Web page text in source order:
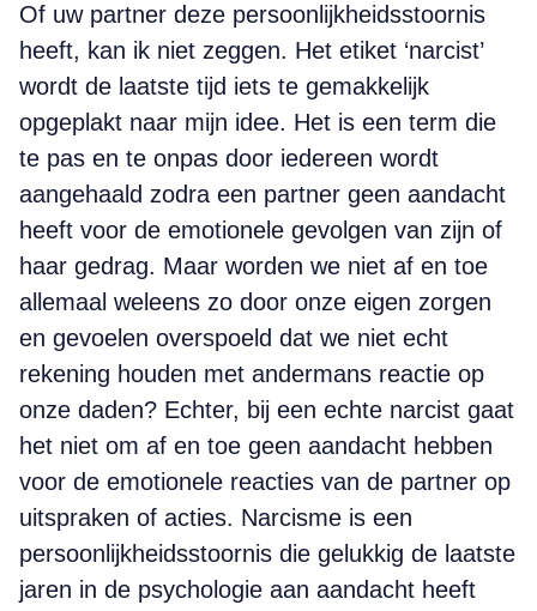
Of uw partner deze persoonlijkheidsstoornis
heeft, kan ik niet zeggen. Het etiket ‘narcist’
wordt de laatste tijd iets te gemakkelijk
opgeplakt naar mijn idee. Het is een term die
te pas en te onpas door iedereen wordt
aangehaald zodra een partner geen aandacht
heeft voor de emotionele gevolgen van zijn of
haar gedrag. Maar worden we niet af en toe
allemaal weleens zo door onze eigen zorgen
en gevoelen overspoeld dat we niet echt
rekening houden met andermans reactie op
onze daden? Echter, bij een echte narcist gaat
het niet om af en toe geen aandacht hebben
voor de emotionele reacties van de partner op
uitspraken of acties. Narcisme is een
persoonlijkheidsstoornis die gelukkig de laatste
jaren in de psychologie aan aandacht heeft